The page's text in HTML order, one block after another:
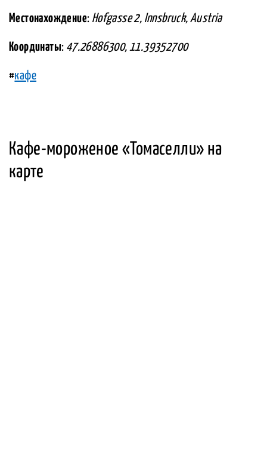
Местонахождение: Hofgasse 2, Innsbruck, Austria
Координаты: 47.26886300, 11.39352700
#кафе
Кафе-мороженое «Томаселли» на
карте